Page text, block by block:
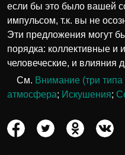
если бы это было вашей
импульсом, т.к. вы не
Эти предложения могут
порядка: коллективные и
человеческие, и влияния
См. Внимание (три
атмосфера; Искушения;